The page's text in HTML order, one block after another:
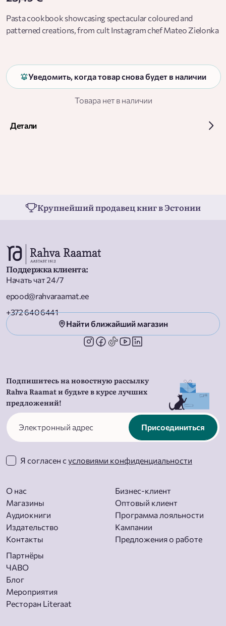
Pasta cookbook showcasing spectacular coloured and
patterned creations, from cult Instagram chef Mateo Zielonka
Уведомить, когда товар снова будет в наличии
Товара нет в наличии
Детали
Крупнейший продавец книг в Эстонии
Поддержка клиента:
Начать чат 24/7
epood@rahvaraamat.ee
+372 640 6441
Найти ближайший магазин
Подпишитесь на новостную рассылку
Rahva Raamat и будьте в курсе лучших
предложений!
Присоединиться
Я согласен с условиями конфиденциальности
О нас
Магазины
Aудиокниги
Издательство
Контакты
Бизнес-клиент
Оптовый клиент
Программа лояльности
Кампании
Предложения о работе
Партнёры
ЧАВО
Блог
Мероприятия
Ресторан Literaat